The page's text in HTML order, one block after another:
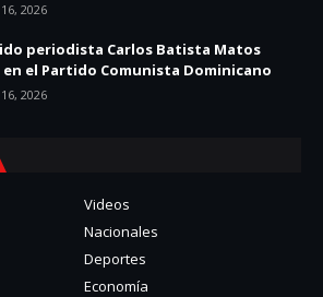
2026
periodista Carlos Batista Matos
el Partido Comunista Dominicano
2026
Videos
Nacionales
Deportes
Economía